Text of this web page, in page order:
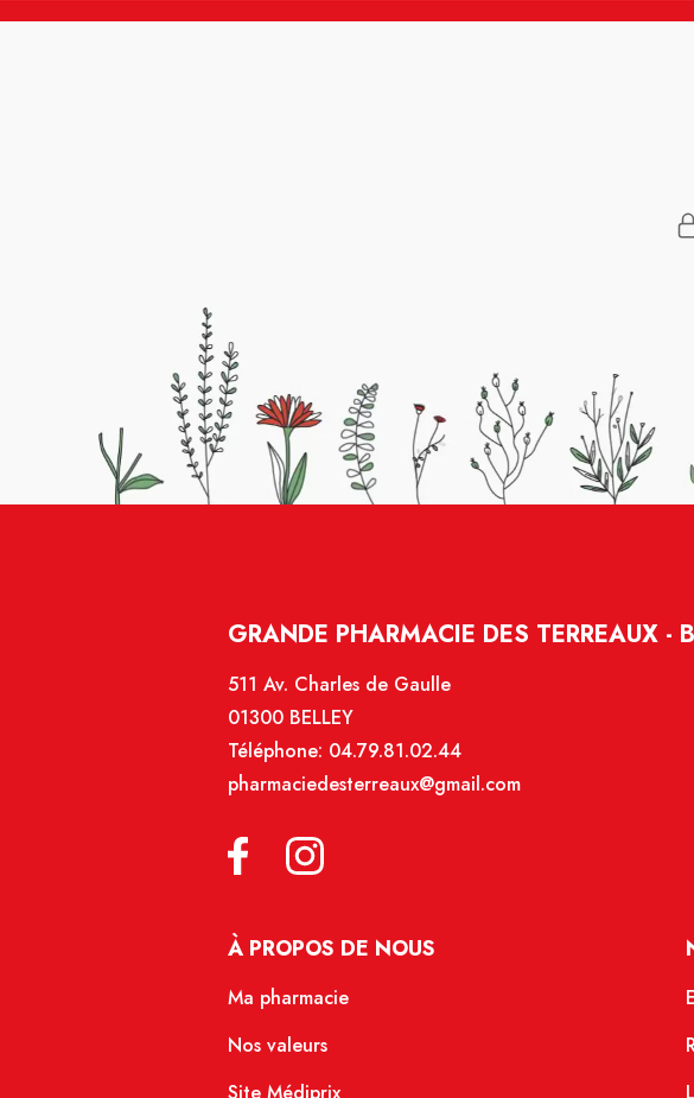
GRANDE PHARMACIE DES TERREAUX -
511 Av. Charles de Gaulle
01300 BELLEY
Téléphone: 04.79.81.02.44
pharmaciedesterreaux@gmail.com
À PROPOS DE NOUS
Ma pharmacie
Nos valeurs